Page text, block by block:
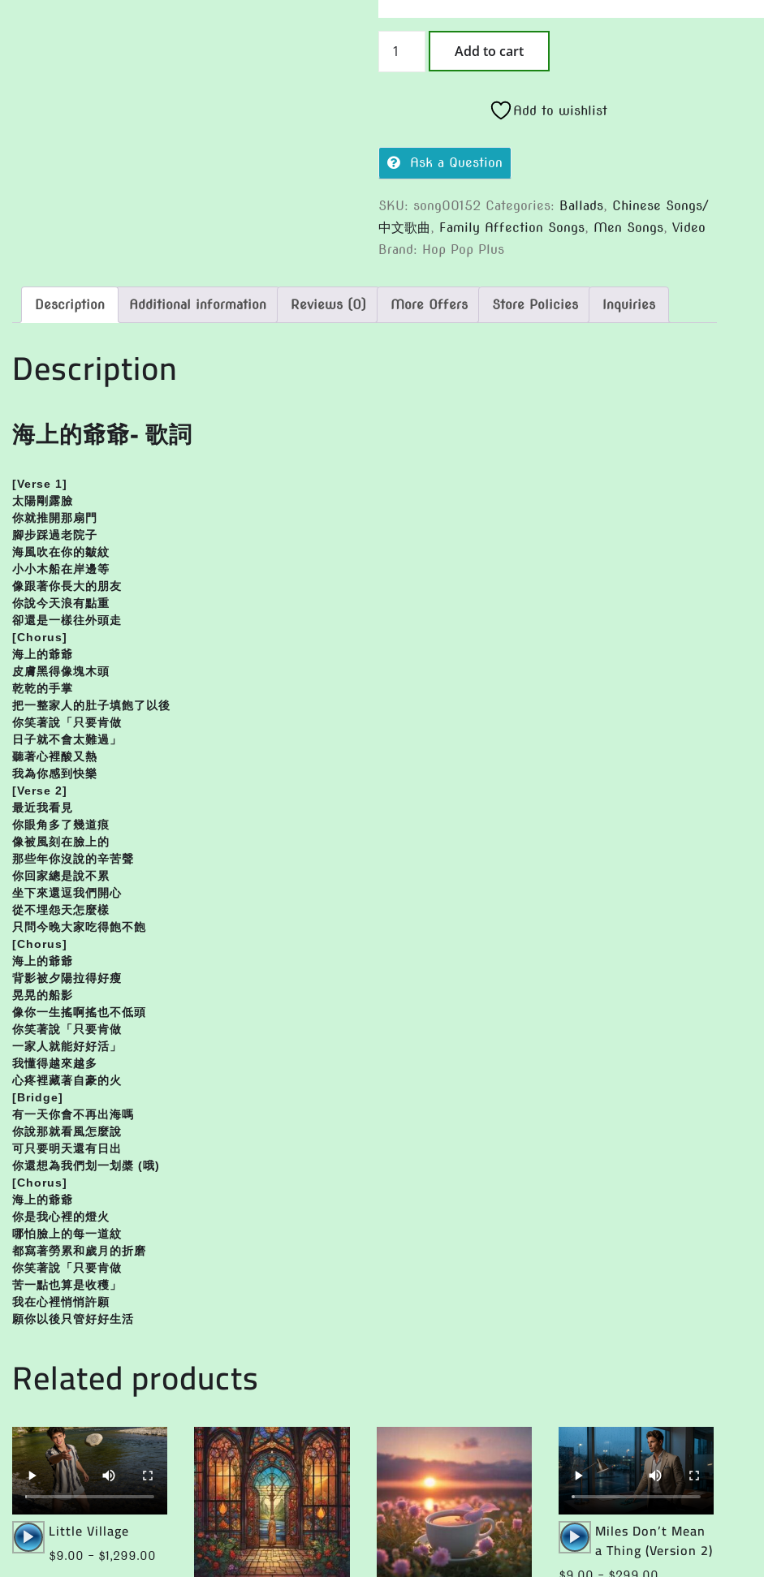
quantity
Add to cart
Add to wishlist
Ask a Question
SKU: song00152 Categories: Ballads, Chinese Songs/
中文歌曲, Family Affection Songs, Men Songs,Video
Brand: Hop Pop Plus
Description Additional information Reviews (0) More Offers Store Policies Inquiries
Description
海上的爺爺- 歌詞
[Verse 1]
太陽剛露臉
你就推開那扇門
腳步踩過老院子
海風吹在你的皺紋
小小木船在岸邊等
像跟著你長大的朋友
你說今天浪有點重
卻還是一樣往外頭走
[Chorus]
海上的爺爺
皮膚黑得像塊木頭
乾乾的手掌
把一整家人的肚子填飽了以後
你笑著說「只要肯做
日子就不會太難過」
聽著心裡酸又熱
我為你感到快樂
[Verse 2]
最近我看見
你眼角多了幾道痕
像被風刻在臉上的
那些年你沒說的辛苦聲
你回家總是說不累
坐下來還逗我們開心
從不埋怨天怎麼樣
只問今晚大家吃得飽不飽
[Chorus]
海上的爺爺
背影被夕陽拉得好瘦
晃晃的船影
像你一生搖啊搖也不低頭
你笑著說「只要肯做
一家人就能好好活」
我懂得越來越多
心疼裡藏著自豪的火
[Bridge]
有一天你會不再出海嗎
你說那就看風怎麼說
可只要明天還有日出
你還想為我們划一划槳 (哦)
[Chorus]
海上的爺爺
你是我心裡的燈火
哪怕臉上的每一道紋
都寫著勞累和歲月的折磨
你笑著說「只要肯做
苦一點也算是收穫」
我在心裡悄悄許願
願你以後只管好好生活
Related products
Audio
Player
Little Village
$9.00 – $1,299.00
Audio
Player
Miles Don’t Mean
a Thing (Version 2)